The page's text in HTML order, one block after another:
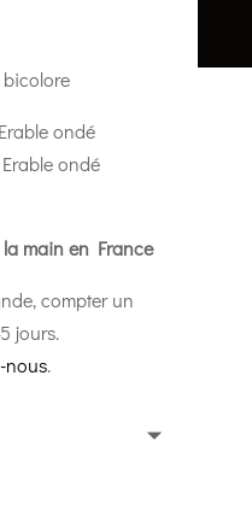
bicolore
ondé
ondé
main en France
compter un
jours.
nous.